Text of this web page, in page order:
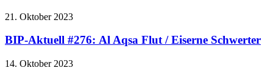
21. Oktober 2023
BIP-Aktuell #276: Al Aqsa Flut / Eiserne Schwerter
14. Oktober 2023